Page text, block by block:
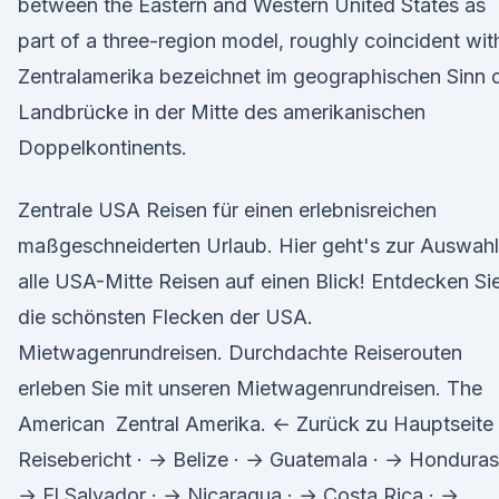
between the Eastern and Western United States as
part of a three-region model, roughly coincident
Zentralamerika bezeichnet im geographischen Sinn
Landbrücke in der Mitte des amerikanischen
Doppelkontinents.
Zentrale USA Reisen für einen erlebnisreichen
maßgeschneiderten Urlaub. Hier geht's zur
alle USA-Mitte Reisen auf einen Blick! Entdecken
die schönsten Flecken der USA.
Mietwagenrundreisen. Durchdachte Reiserouten
erleben Sie mit unseren Mietwagenrundreisen. The
American Zentral Amerika. ← Zurück zu Hauptseite
Reisebericht · → Belize · → Guatemala · → Honduras